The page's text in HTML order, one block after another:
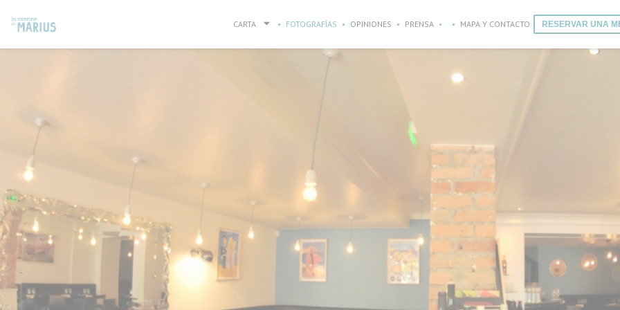
CARTA FOTOGRAFÍAS OPINIONES PRENSA
((ABRE EN UNA NUEVA VENTANA))
MAPA Y CONTACTO RESERVAR UNA